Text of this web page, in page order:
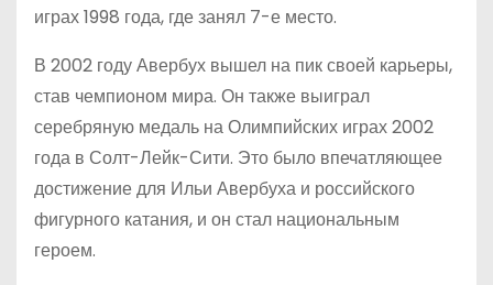
играх 1998 года, где занял 7-е место.
В 2002 году Авербух вышел на пик своей карьеры,
став чемпионом мира. Он также выиграл
серебряную медаль на Олимпийских играх 2002
года в Солт-Лейк-Сити. Это было впечатляющее
достижение для Ильи Авербуха и российского
фигурного катания, и он стал национальным
героем.